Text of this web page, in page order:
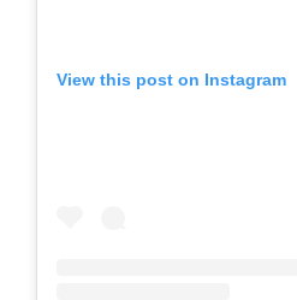
View this post on Instagram